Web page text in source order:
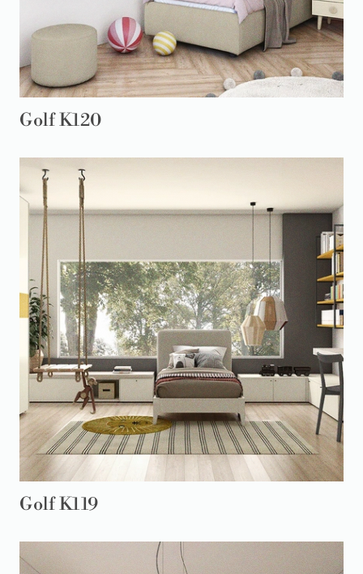
Golf K120
Golf K119